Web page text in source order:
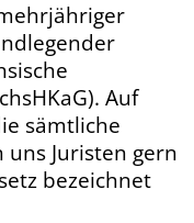
Auf
sämtliche
uns Juristen gern
bezeichnet